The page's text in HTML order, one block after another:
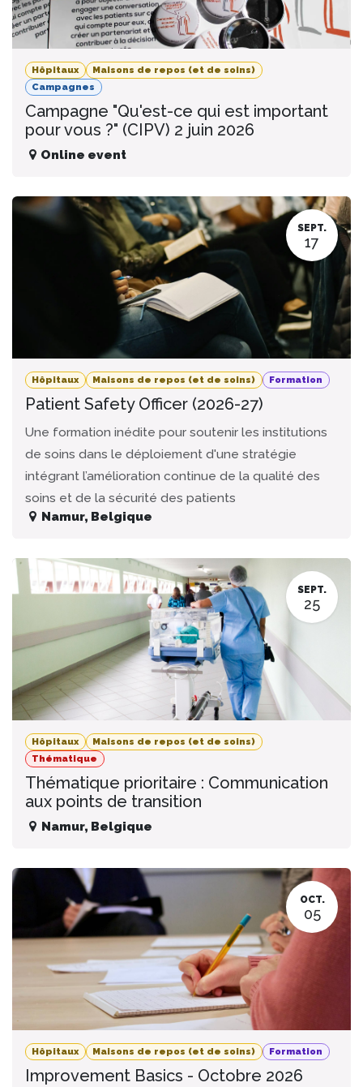
Hôpitaux
Maisons de repos (et de soins)
Campagnes
Campagne "Qu'est-ce qui est important
pour vous ?" (CIPV) 2 juin 2026
Online event
SEPT.
17
Hôpitaux Maisons de repos (et de soins) Formation
Patient Safety Officer (2026-27)
Une formation inédite pour soutenir les institutions
de soins dans le déploiement d'une stratégie
intégrant l’amélioration continue de la qualité des
soins et de la sécurité des patients
Namur, Belgique
SEPT.
25
Hôpitaux
Maisons de repos (et de soins)
Thématique
Thématique prioritaire : Communication
aux points de transition
Namur, Belgique
OCT.
05
Hôpitaux Maisons de repos (et de soins) Formation
Improvement Basics - Octobre 2026